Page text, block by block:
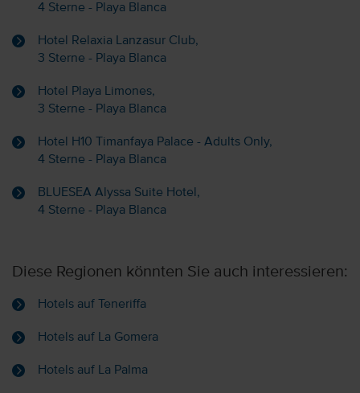
4 Sterne - Playa Blanca
Hotel Relaxia Lanzasur Club,
3 Sterne - Playa Blanca
Hotel Playa Limones,
3 Sterne - Playa Blanca
Hotel H10 Timanfaya Palace - Adults Only,
4 Sterne - Playa Blanca
BLUESEA Alyssa Suite Hotel,
4 Sterne - Playa Blanca
Diese Regionen könnten Sie auch interessieren:
Hotels auf Teneriffa
Hotels auf La Gomera
Hotels auf La Palma